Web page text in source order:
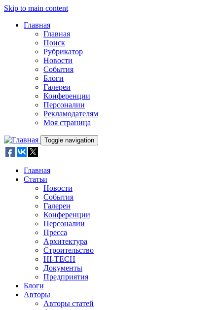
Skip to main content
Главная
Главная
Поиск
Рубрикатор
Новости
События
Блоги
Галереи
Конференции
Персоналии
Рекламодателям
Моя страница
Toggle navigation
Главная
Статьи
Новости
События
Галереи
Конференции
Персоналии
Пресса
Архитектура
Строительство
HI-TECH
Документы
Предприятия
Блоги
Авторы
Авторы статей